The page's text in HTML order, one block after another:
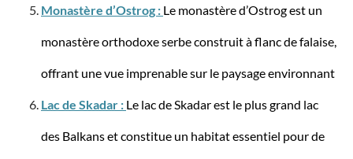
Travelite
Monastère d’Ostrog : Le monastère d’Ostrog est un
monastère orthodoxe serbe construit à flanc de falaise,
offrant une vue imprenable sur le paysage environnant
Lac de Skadar : Le lac de Skadar est le plus grand lac
des Balkans et constitue un habitat essentiel pour de